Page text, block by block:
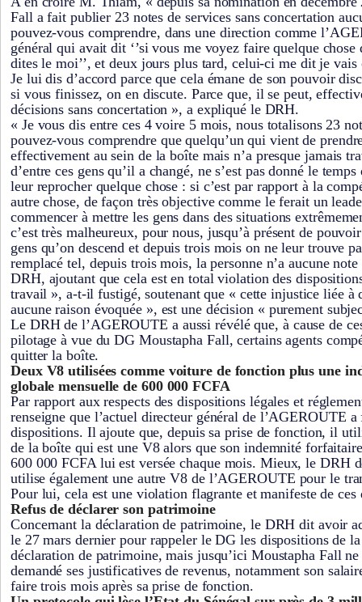
Fall a fait publier 23 notes de services sans concertation
pouvez-vous comprendre, dans une direction comme
général qui avait dit ‘’si vous me voyez faire quelque chose
dites le moi’’, et deux jours plus tard, celui-ci me dit je vais
Je lui dis d’accord parce que cela émane de son pouvoir
si vous finissez, on en discute. Parce que, il se peut,
décisions sans concertation », a expliqué le DRH.
« Je vous dis entre ces 4 voire 5 mois, nous totalisons 23
pouvez-vous comprendre que quelqu’un qui vient de
effectivement au sein de la boîte mais n’a presque jamais
d’entre ces gens qu’il a changé, ne s’est pas donné le
leur reprocher quelque chose : si c’est par rapport à la
autre chose, de façon très objective comme le ferait un
commencer à mettre les gens dans des situations
c’est très malheureux, pour nous, jusqu’à présent de
gens qu’on descend et depuis trois mois on ne leur trouve
remplacé tel, depuis trois mois, la personne n’a aucune
DRH, ajoutant que cela est en total violation des
travail », a-t-il fustigé, soutenant que « cette injustice liée à
aucune raison évoquée », est une décision « purement
Le DRH de l’AGEROUTE a aussi révélé que, à cause de
pilotage à vue du DG Moustapha Fall, certains agents
quitter la boîte.
Deux V8 utilisées comme voiture de fonction plus une
globale mensuelle de 600 000 FCFA
Par rapport aux respects des dispositions légales et
renseigne que l’actuel directeur général de l’AGEROUTE
dispositions. Il ajoute que, depuis sa prise de fonction, il
de la boîte qui est une V8 alors que son indemnité
600 000 FCFA lui est versée chaque mois. Mieux, le DRH
utilise également une autre V8 de l’AGEROUTE pour le
Pour lui, cela est une violation flagrante et manifeste de ces
Refus de déclarer son patrimoine
Concernant la déclaration de patrimoine, le DRH dit avoir
le 27 mars dernier pour rappeler le DG les dispositions de
déclaration de patrimoine, mais jusqu’ici Moustapha Fall
demandé ses justificatives de revenus, notamment son
faire trois mois après sa prise de fonction.